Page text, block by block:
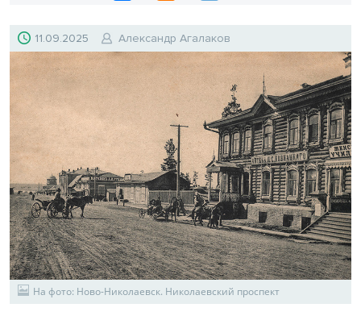
11.09.2025 Александр Агалаков
На фото: Ново-Николаевск. Николаевский проспект